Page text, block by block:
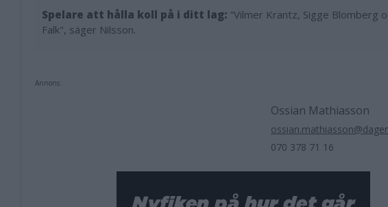
Spelare att hålla koll på i ditt lag: ”Vilmer Krantz, Sigge Blomberg
Falk", säger Nilsson.
Annons:
Ossian Mathiasson
070 378 71 16